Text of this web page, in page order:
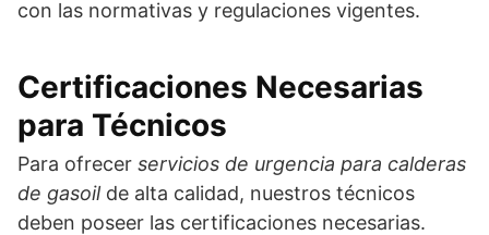
con las normativas y regulaciones vigentes.
Certificaciones Necesarias
para Técnicos
Para ofrecer servicios de urgencia para calderas
de gasoilde alta calidad, nuestros técnicos
deben poseer las certificaciones necesarias.